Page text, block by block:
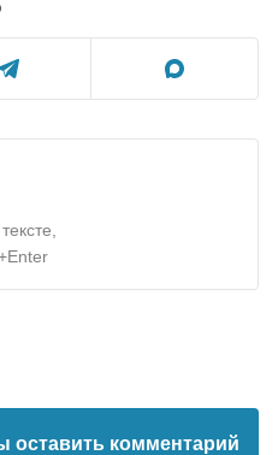
оставить комментарий